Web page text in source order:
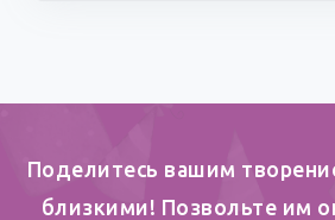
Поделитесь вашим
близкими! Позвольте им